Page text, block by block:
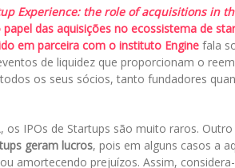
Experience: the role of acquisitions in
das aquisições no ecossistema de
em parceira com o instituto Engine fala
de liquidez que proporcionam o
os seus sócios, tanto fundadores
IPOs de Startups são muito raros.
geram lucros, pois em alguns casos a
amortecendo prejuízos. Assim,